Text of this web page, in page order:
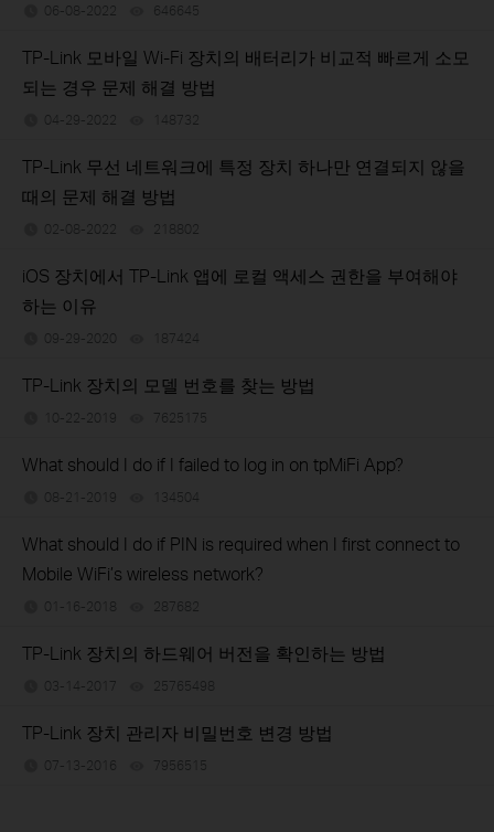
06-08-2022 646645
TP-Link 모바일 Wi-Fi 장치의 배터리가 비교적 빠르게 소모
되는 경우 문제 해결 방법
04-29-2022 148732
TP-Link 무선 네트워크에 특정 장치 하나만 연결되지 않을
때의 문제 해결 방법
02-08-2022 218802
iOS 장치에서 TP-Link 앱에 로컬 액세스 권한을 부여해야
하는 이유
09-29-2020 187424
TP-Link 장치의 모델 번호를 찾는 방법
10-22-2019 7625175
What should I do if I failed to log in on tpMiFi App?
08-21-2019 134504
What should I do if PIN is required when I first connect to
Mobile WiFi’s wireless network?
01-16-2018 287682
TP-Link 장치의 하드웨어 버전을 확인하는 방법
03-14-2017 25765498
TP-Link 장치 관리자 비밀번호 변경 방법
07-13-2016 7956515